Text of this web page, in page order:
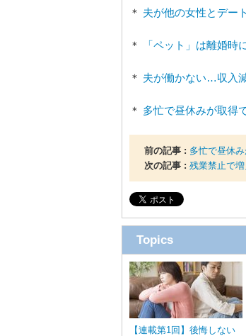
＊ 夫が他の女性とデー
＊ 「ペット」は離婚時
＊ 夫が働かない…収入
＊ 多忙で昼休みが取得
前の記事 : 多忙で昼休
次の記事 : 残業禁止で
Topics
【連載第1回】後悔しない